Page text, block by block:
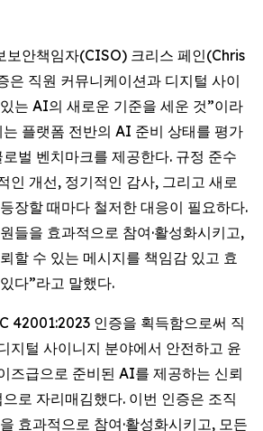
보안책임자(CISO) 크리스 페인(Chris
은 직원 커뮤니케이션과 디지털 사이
는 AI의 새로운 기준을 세운 것”이라
플랫폼 전반의 AI 준비 상태를 평가
벌 벤치마크를 제공한다. 규정 준수
인 개선, 정기적인 감사, 그리고 새로
장할 때마다 철저한 대응이 필요하다.
들을 효과적으로 참여·활성화시키고,
할 수 있는 메시지를 책임감 있고 효
다”라고 말했다.
42001:2023 인증을 획득함으로써 직
지털 사이니지 분야에서 안전하고 윤
즈급으로 준비된 AI를 제공하는 신뢰
로 자리매김했다. 이번 인증은 조직
효과적으로 참여·활성화시키고, 모든